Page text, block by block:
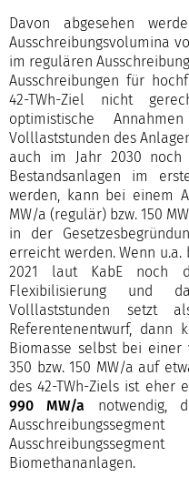
Davon abgesehen
Ausschreibungsvolumina
im regulären
Ausschreibungen für
42-TWh-Ziel nicht
optimistische
Volllaststunden des
auch im Jahr 2030 noch
Bestandsanlagen im
werden, kann bei einem
MW/a (regulär) bzw. 150
in der
erreicht werden. Wenn u.a.
2021 laut KabE noch
Flexibilisierung und
Volllaststunden setzt
Referentenentwurf, dann
Biomasse selbst bei einer
350 bzw. 150 MW/a auf
des 42-TWh-Ziels ist eher
990 MW/a notwendig,
Biomethananlagen.